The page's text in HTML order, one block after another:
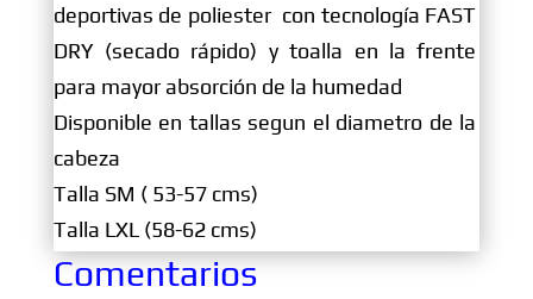
deportivas de poliester con tecnología FAST
DRY (secado rápido) y toalla en la frente
para mayor absorción de la humedad
Disponible en tallas segun el diametro de la
cabeza
Talla SM ( 53-57 cms)
Talla LXL (58-62 cms)
Comentarios